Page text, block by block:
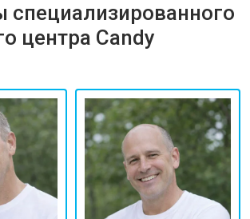
центра Candy